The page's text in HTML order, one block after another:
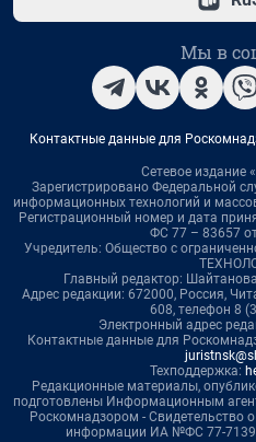
Мы в
Контактные данные для
Сетевое издание
Зарегистрировано Федеральной
информационных технологий и
Регистрационный номер и дата
ФС 77 – 83657
Учредитель: Общество с
Главный редактор:
Адрес редакции: 672000, Россия,
608, телефон 8
Электронный адрес
Контактные данные для
Техподдержка:
Редакционные материалы,
подготовлены Информационным
Роскомнадзором - Свидетельство
информации ИА №ФС 77-